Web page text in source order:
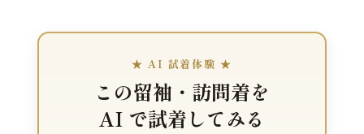
★ AI 試着体験 ★
この留袖・訪問着を
AI で試着してみる